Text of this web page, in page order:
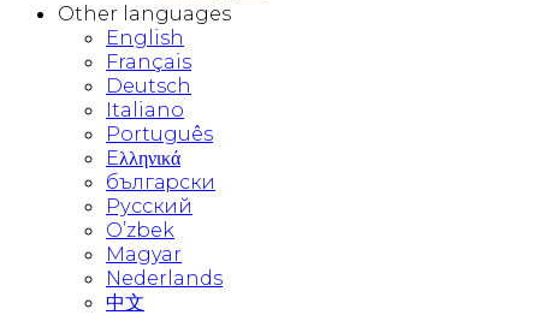
Other languages
English
Français
Deutsch
Italiano
Português
Eλληνικά
български
Русский
O’zbek
Magyar
Nederlands
中文